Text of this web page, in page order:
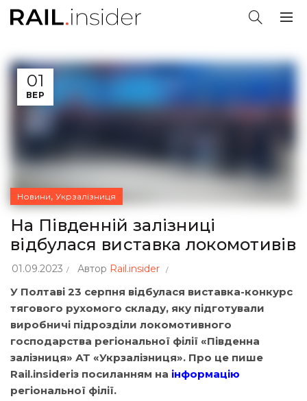
01
ВЕР
Новини, Укрзалізниця
На Південній залізниці
відбулася виставка локомотивів
01.09.2023 Автор Rail.insider
У Полтаві 23 серпня відбулася виставка-конкурс
тягового рухомого складу, яку підготували
виробничі підрозділи локомотивного
господарства регіональної філії «Південна
залізниця» АТ «Укрзалізниця». Про це пише
Rail.insiderіз посиланням на інформацію
регіональної філії.